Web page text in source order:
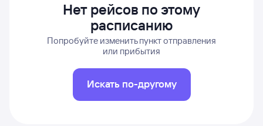
Нет рейсов по этому
расписанию
Попробуйте изменить пункт отправления
или прибытия
Искать по-другому